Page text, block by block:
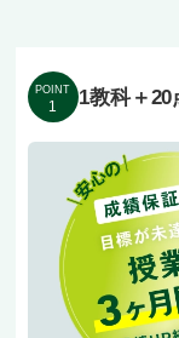
すので、人見
問できる環境
東武練馬校に
第五小・若木
中・西台中・
徳高・日本大
POINT
1 1教科＋